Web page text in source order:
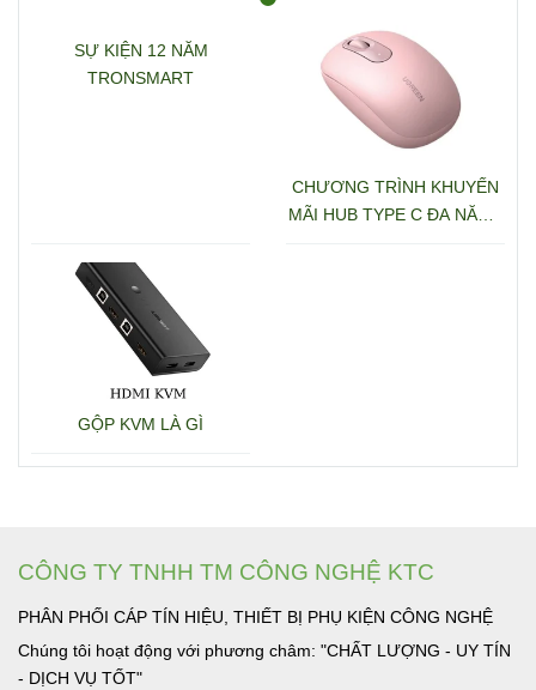
SỰ KIỆN 12 NĂM
TRONSMART
CHƯƠNG TRÌNH KHUYẾN
MÃI HUB TYPE C ĐA NĂNG
GỘP KVM LÀ GÌ
CÔNG TY TNHH TM CÔNG NGHỆ KTC
PHÂN PHỐI CÁP TÍN HIỆU, THIẾT BỊ PHỤ KIỆN CÔNG NGHỆ
Chúng tôi hoạt động với phương châm: "CHẤT LƯỢNG - UY TÍN
- DỊCH VỤ TỐT"